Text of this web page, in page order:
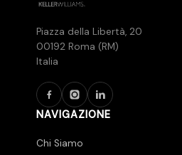
Piazza della Libertà, 20
00192 Roma (RM)
Italia
NAVIGAZIONE
Chi Siamo